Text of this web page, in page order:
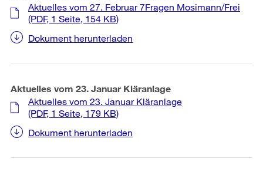
Aktuelles vom 27. Februar 7Fragen Mosimann/Frei
(PDF, 1 Seite, 154 KB)
Dokument herunterladen
Aktuelles vom 23. Januar Kläranlage
Aktuelles vom 23. Januar Kläranlage
(PDF, 1 Seite, 179 KB)
Dokument herunterladen